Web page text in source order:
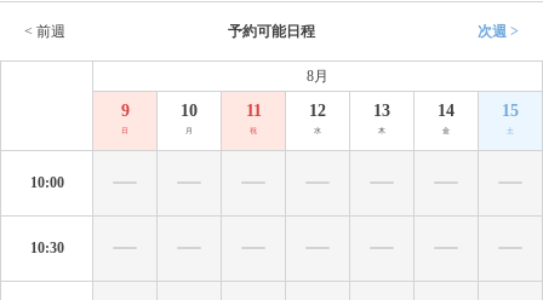
< 前週 予約可能日程 次週 >
8月
9
日
10
月
11
祝
12
水
13
木
14
金
15
土
10:00
10:30